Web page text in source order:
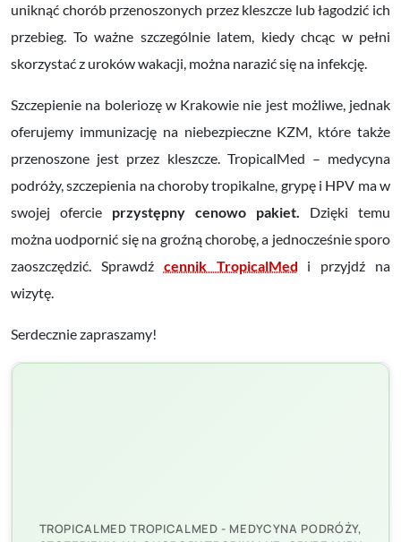
uniknąć chorób przenoszonych przez kleszcze lub łagodzić ich
przebieg. To ważne szczególnie latem, kiedy chcąc w pełni
skorzystać z uroków wakacji, można narazić się na infekcję.
Szczepienie na boleriozę w Krakowie nie jest możliwe, jednak
oferujemy immunizację na niebezpieczne KZM, które także
przenoszone jest przez kleszcze. TropicalMed – medycyna
podróży, szczepienia na choroby tropikalne, grypę i HPV ma w
swojej ofercie przystępny cenowo pakiet. Dzięki temu
można uodpornić się na groźną chorobę, a jednocześnie sporo
zaoszczędzić. Sprawdź cennik TropicalMed i przyjdź na
wizytę.
Serdecznie zapraszamy!
TROPICALMED TROPICALMED - MEDYCYNA PODRÓŻY,